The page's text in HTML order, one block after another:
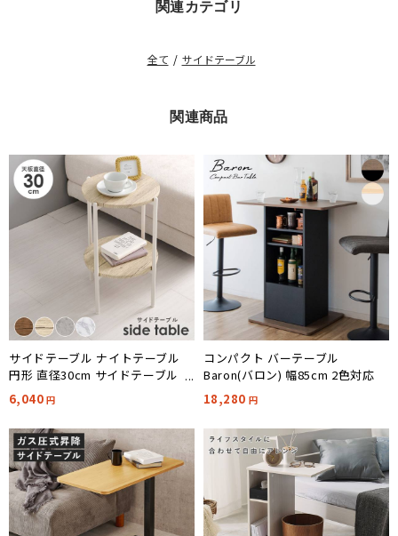
関連カテゴリ
全て / サイドテーブル
関連商品
サイドテーブル ナイトテーブル
円形 直径30cm サイドテーブル
LST-4668 4色対応
6,040円
コンパクト バーテーブル
Baron(バロン) 幅85cm 2色対応
18,280 円